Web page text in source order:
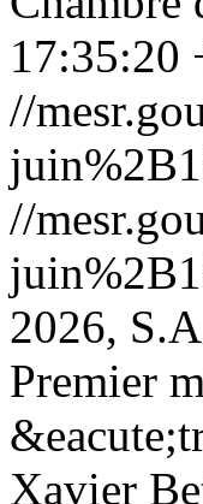
17:35:20
//
//
2026,
Premier
Xavier